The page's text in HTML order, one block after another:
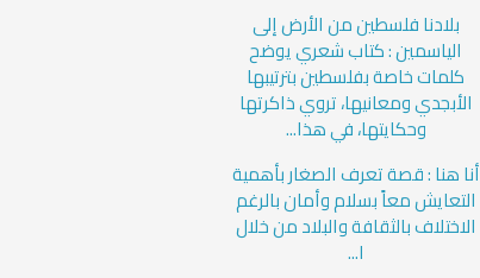
بلادنا فلسطين من الأرض إلى
الياسمين : كتاب شعري يوضح
كلمات خاصة بفلسطين بترتيبها
الأبجدي ومعانيها، تروي ذاكرتها
وحكايتها، في هذا...
أنا هنا : قصة تعرف الصغار بأهمية
التعايش معاً بسلام وأمان بالرغم
الاختلاف بالثقافة والبلاد من خلال
ا...